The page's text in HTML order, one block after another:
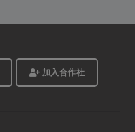
冬開始進補，本篇介紹
設計成料理給大家參
考。
加入合作社